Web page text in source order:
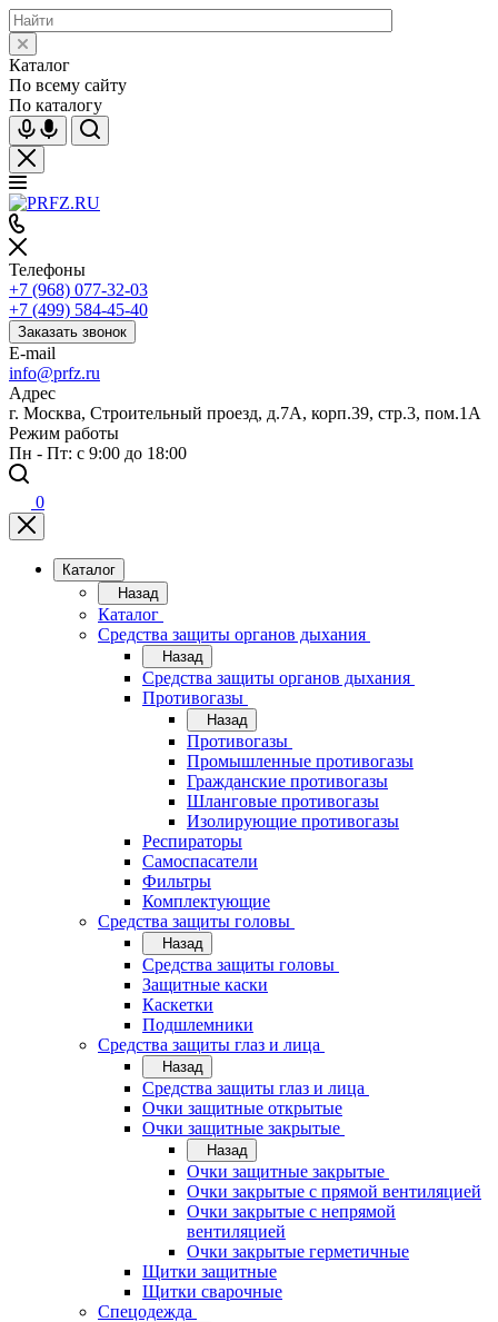
Каталог
По всему сайту
По каталогу
Телефоны
+7 (968) 077-32-03
+7 (499) 584-45-40
Заказать звонок
E-mail
info@prfz.ru
Адрес
г. Москва, Строительный проезд, д.7А, корп.39, стр.3, пом.1А
Режим работы
Пн - Пт: с 9:00 до 18:00
0
Каталог
Назад
Каталог
Средства защиты органов дыхания
Назад
Средства защиты органов дыхания
Противогазы
Назад
Противогазы
Промышленные противогазы
Гражданские противогазы
Шланговые противогазы
Изолирующие противогазы
Респираторы
Самоспасатели
Фильтры
Комплектующие
Средства защиты головы
Назад
Средства защиты головы
Защитные каски
Каскетки
Подшлемники
Средства защиты глаз и лица
Назад
Средства защиты глаз и лица
Очки защитные открытые
Очки защитные закрытые
Назад
Очки защитные закрытые
Очки закрытые с прямой вентиляцией
Очки закрытые с непрямой
вентиляцией
Очки закрытые герметичные
Щитки защитные
Щитки сварочные
Спецодежда